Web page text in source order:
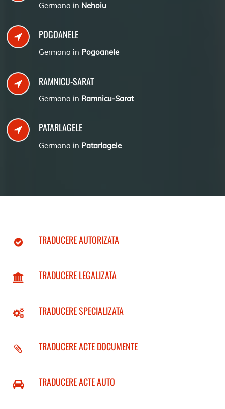
Germana in Nehoiu
POGOANELE
Germana in Pogoanele
RAMNICU-SARAT
Germana in Ramnicu-Sarat
PATARLAGELE
Germana in Patarlagele
TRADUCERE AUTORIZATA
TRADUCERE LEGALIZATA
TRADUCERE SPECIALIZATA
TRADUCERE ACTE DOCUMENTE
TRADUCERE ACTE AUTO